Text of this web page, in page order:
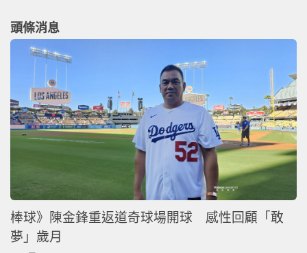
頭條消息
棒球》陳金鋒重返道奇球場開球 感性回顧「敢
夢」歲月